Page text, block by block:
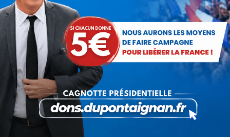
La liberté ou la Mort
20 juillet 2026
Bac de français : quand la
liberté pédagogique devient
abandon culturel
18 juillet 2026